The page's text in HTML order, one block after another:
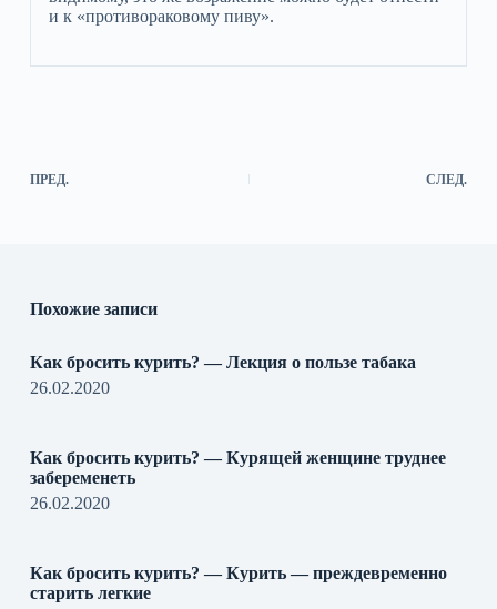
и к «противораковому пиву».
ПРЕД. СЛЕД.
Похожие записи
Как бросить курить? — Лекция о пользе табака
26.02.2020
Как бросить курить? — Курящей женщине труднее
забеременеть
26.02.2020
Как бросить курить? — Курить — преждевременно
старить легкие